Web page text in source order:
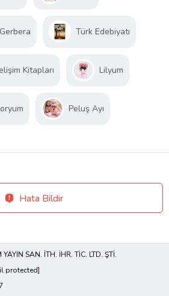
Türk Edebiyatı
Kitapları Lilyum
Peluş Ayı
Hata Bildir
SAN. İTH. İHR. TİC. LTD. ŞTİ.
protected]